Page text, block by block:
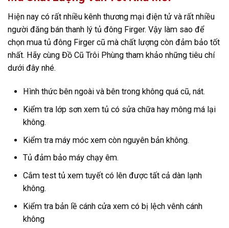
Hiện nay có rất nhiều kênh thương mại điện tử và rất nhiều
người đăng bán thanh lý tủ đông Firger. Vậy làm sao để
chọn mua tủ đông Firger cũ mà chất lượng còn đảm bảo tốt
nhất. Hãy cùng Đồ Cũ Trôi Phùng tham khảo những tiêu chí
dưới đây nhé.
Hình thức bên ngoài và bên trong không quá cũ, nát.
Kiểm tra lớp sơn xem tủ có sửa chữa hay mông má lại
không.
Kiểm tra máy móc xem còn nguyên bản không.
Tủ đảm bảo máy chạy êm.
Cắm test tủ xem tuyết có lên được tất cả dàn lạnh
không.
Kiểm tra bản lề cánh cửa xem có bị lệch vênh cánh
không